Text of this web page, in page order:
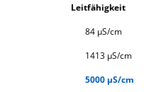
Leitfähigkeit
84 µS/cm
1413 µS/cm
5000 µS/cm